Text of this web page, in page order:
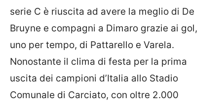
serie C è riuscita ad avere la meglio di De
Bruyne e compagni a Dimaro grazie ai gol,
uno per tempo, di Pattarello e Varela.
Nonostante il clima di festa per la prima
uscita dei campioni d’Italia allo Stadio
Comunale di Carciato, con oltre 2.000